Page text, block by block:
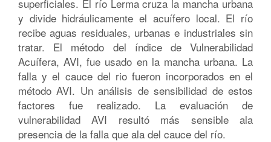
superficiales. El río Lerma cruza la mancha urbana
y divide hidráulicamente el acuífero local. El río
recibe aguas residuales, urbanas e industriales sin
tratar. El método del índice de Vulnerabilidad
Acuífera, AVI, fue usado en la mancha urbana. La
falla y el cauce del rio fueron incorporados en el
método AVI. Un análisis de sensibilidad de estos
factores fue realizado. La evaluación de
vulnerabilidad AVI resultó más sensible ala
presencia de la falla que ala del cauce del río.